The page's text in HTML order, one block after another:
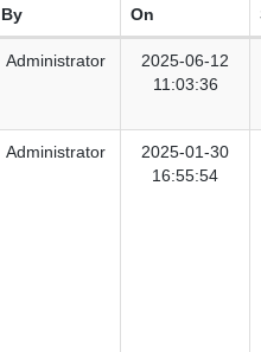
By
On
Administrator
2025-06-12
11:03:36
Administrator
2025-01-30
16:55:54